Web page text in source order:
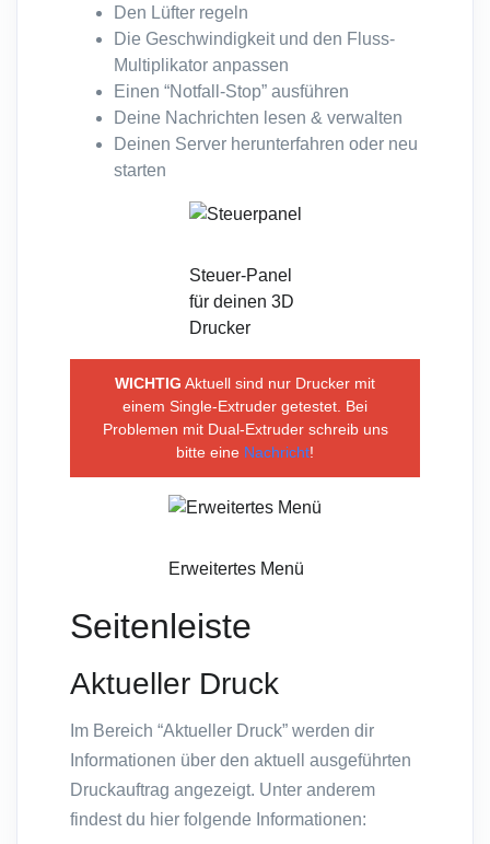
Den Lüfter regeln
Die Geschwindigkeit und den Fluss-
Multiplikator anpassen
Einen “Notfall-Stop” ausführen
Deine Nachrichten lesen & verwalten
Deinen Server herunterfahren oder neu
starten
Steuer-Panel
für deinen 3D
Drucker
WICHTIG Aktuell sind nur Drucker mit
einem Single-Extruder getestet. Bei
Problemen mit Dual-Extruder schreib uns
bitte eine Nachricht!
Erweitertes Menü
Seitenleiste
Aktueller Druck
Im Bereich “Aktueller Druck” werden dir
Informationen über den aktuell ausgeführten
Druckauftrag angezeigt. Unter anderem
findest du hier folgende Informationen: